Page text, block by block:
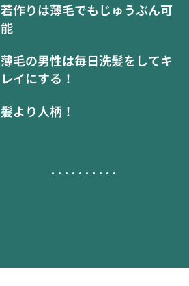
若作りは薄毛でもじゅうぶん可
能
薄毛の男性は毎日洗髪をしてキ
レイにする！
髪より人柄！